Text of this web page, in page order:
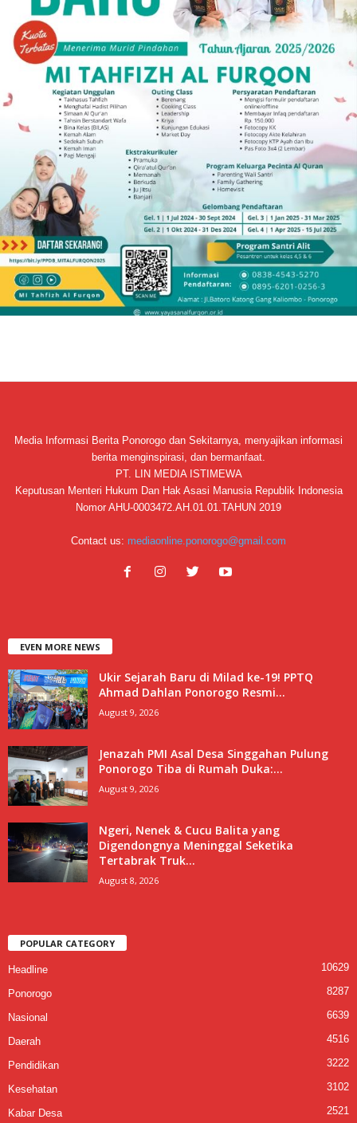
Media Informasi Berita Ponorogo dan Sekitarnya, menyajikan informasi
berita menginspirasi, dan bermanfaat.
PT. LIN MEDIA ISTIMEWA
Keputusan Menteri Hukum Dan Hak Asasi Manusia Republik Indonesia
Nomor AHU-0003472.AH.01.01.TAHUN 2019
Contact us: mediaonline.ponorogo@gmail.com
EVEN MORE NEWS
Ukir Sejarah Baru di Milad ke-19! PPTQ
Ahmad Dahlan Ponorogo Resmi...
August 9, 2026
Jenazah PMI Asal Desa Singgahan Pulung
Ponorogo Tiba di Rumah Duka:...
August 9, 2026
Ngeri, Nenek & Cucu Balita yang
Digendongnya Meninggal Seketika
Tertabrak Truk...
August 8, 2026
POPULAR CATEGORY
Headline 10629
Ponorogo 8287
Nasional 6639
Daerah 4516
Pendidikan 3222
Kesehatan 3102
Kabar Desa 2521